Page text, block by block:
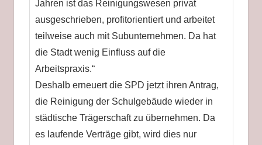
Jahren ist das Reinigungswesen privat
ausgeschrieben, profitorientiert und arbeitet
teilweise auch mit Subunternehmen. Da hat
die Stadt wenig Einfluss auf die
Arbeitspraxis.“
Deshalb erneuert die SPD jetzt ihren Antrag,
die Reinigung der Schulgebäude wieder in
städtische Trägerschaft zu übernehmen. Da
es laufende Verträge gibt, wird dies nur